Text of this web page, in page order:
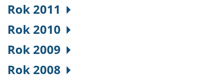
Rok 2011
Rok 2010
Rok 2009
Rok 2008